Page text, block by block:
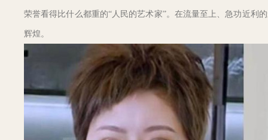
荣誉看得比什么都重的“人民的艺术家”。在流量至上、急功近利
辉煌。